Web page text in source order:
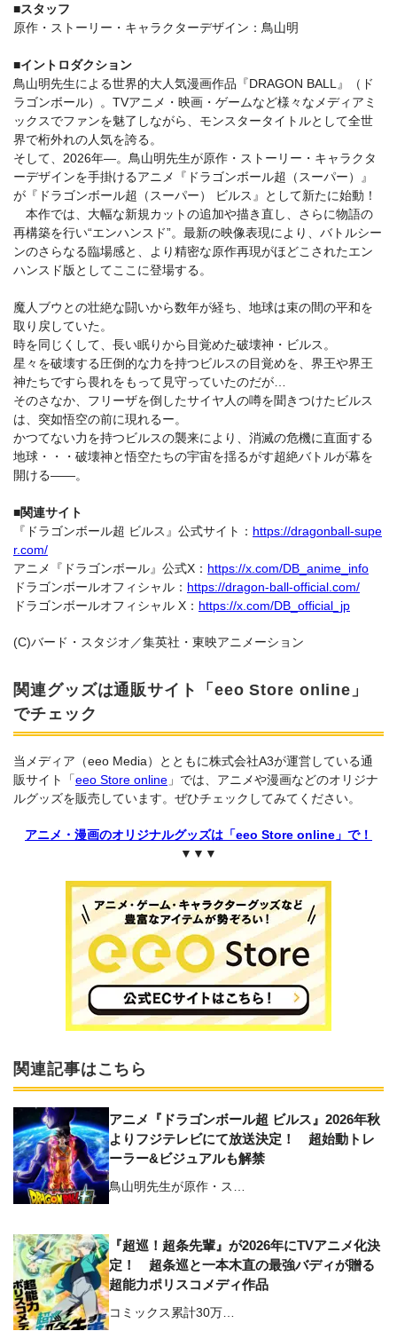
■スタッフ
原作・ストーリー・キャラクターデザイン：⿃⼭明
■イントロダクション
⿃⼭明先⽣による世界的⼤⼈気漫画作品『DRAGON BALL』（ド
ラゴンボール）。TVアニメ・映画・ゲームなど様々なメディアミ
ックスでファンを魅了しながら、モンスタータイトルとして全世
界で桁外れの⼈気を誇る。
そして、2026年―。⿃⼭明先⽣が原作・ストーリー・キャラクタ
ーデザインを⼿掛けるアニメ『ドラゴンボール超（スーパー）』
が『ドラゴンボール超（スーパー） ビルス』として新たに始動！
本作では、⼤幅な新規カットの追加や描き直し、さらに物語の
再構築を⾏い“エンハンスド”。最新の映像表現により、バトルシー
ンのさらなる臨場感と、より精密な原作再現がほどこされたエン
ハンスド版としてここに登場する。
魔⼈ブウとの壮絶な闘いから数年が経ち、地球は束の間の平和を
取り戻していた。
時を同じくして、⻑い眠りから⽬覚めた破壊神・ビルス。
星々を破壊する圧倒的な⼒を持つビルスの⽬覚めを、界王や界王
神たちですら畏れをもって⾒守っていたのだが…
そのさなか、フリーザを倒したサイヤ⼈の噂を聞きつけたビルス
は、突如悟空の前に現れるー。
かつてない⼒を持つビルスの襲来により、消滅の危機に直⾯する
地球・・・破壊神と悟空たちの宇宙を揺るがす超絶バトルが幕を
開ける――。
■関連サイト
『ドラゴンボール超 ビルス』公式サイト： https://dragonball-supe
r.com/
アニメ『ドラゴンボール』公式X： https://x.com/DB_anime_info
ドラゴンボールオフィシャル： https://dragon-ball-official.com/
ドラゴンボールオフィシャル X： https://x.com/DB_official_jp
(C)バード・スタジオ／集英社・東映アニメーション
関連グッズは通販サイト「eeo Store online」
でチェック
当メディア（eeo Media）とともに株式会社A3が運営している通
販サイト「eeo Store online 」では、アニメや漫画などのオリジナ
ルグッズを販売しています。ぜひチェックしてみてください。
アニメ・漫画のオリジナルグッズは「eeo Store online」で！
▼▼▼
関連記事はこちら
アニメ『ドラゴンボール超 ビルス』2026年秋
よりフジテレビにて放送決定！ 超始動トレ
ーラー&ビジュアルも解禁
⿃⼭明先⽣が原作・ス…
『超巡！超条先輩』が2026年にTVアニメ化決
定！ 超条巡と⼀本⽊直の最強バディが贈る
超能⼒ポリスコメディ作品
コミックス累計30万…